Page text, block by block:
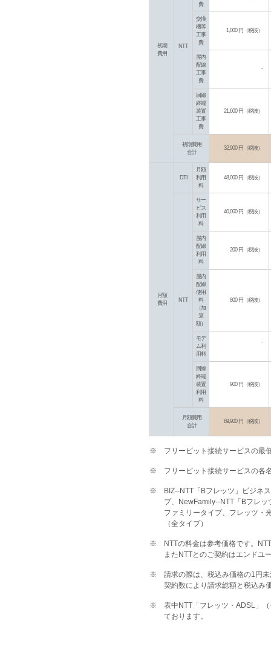
初期
費用
NTT
費
交換
機等
工事
費
1,000 円（税抜）
屋内
配線
工事
費
-
回線
終端
装置
工事
費
21,600 円（税抜）
初期費用
合計
32,900 円（税抜）
月額
費用
DTI
月額
利用
料
48,000 円（税抜）
NTT
サー
ビス
利用
料
40,000 円（税抜）
屋内
配線
利用
料
200 円（税抜）
屋内
配線
使用
料
（加
算
額）
800 円（税抜）
モデ
ム利
用料
-
回線
終端
装置
利用
料
900 円（税抜）
月額費用
合計
89,900 円（税抜）
※ フリービット接続サービスの最
※ フリービット接続サービスの各
※
BIZ--NTT「Bフレッツ」ビジネ
プ、NewFamily--NTT「Bフレ
ファミリータイプ、フレッツ・
（全タイプ）
※
NTTの料金は参考価格です。
またNTTとのご契約はエンドユ
※
請求の際は、税込み価格の1円
契約数により請求総額と税込み
※
表中NTT「フレッツ・ADSL」
ております。